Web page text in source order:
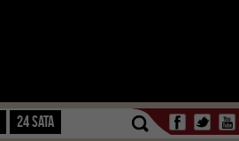
24 SATA